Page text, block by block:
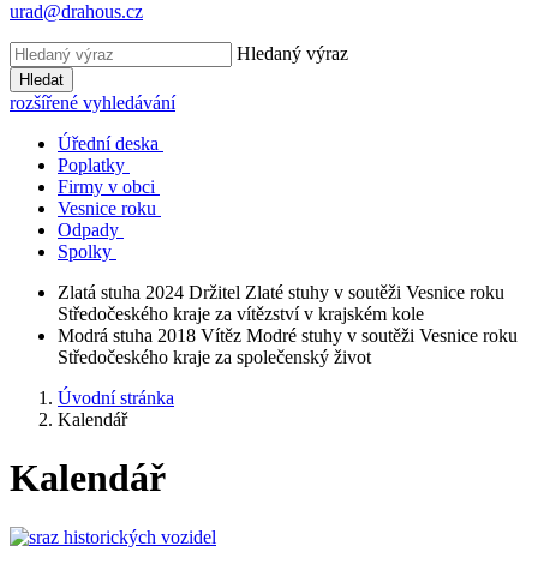
urad@drahous.cz
Hledaný výraz
Hledat
rozšířené vyhledávání
Úřední deska
Poplatky
Firmy v obci
Vesnice roku
Odpady
Spolky
Zlatá stuha 2024 Držitel Zlaté stuhy v soutěži Vesnice roku
Středočeského kraje za vítězství v krajském kole
Modrá stuha 2018 Vítěz Modré stuhy v soutěži Vesnice roku
Středočeského kraje za společenský život
Úvodní stránka
Kalendář
Kalendář